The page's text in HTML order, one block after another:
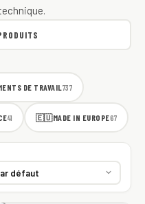
DE TRAVAIL737
41 🇪🇺MADE IN EUROPE67